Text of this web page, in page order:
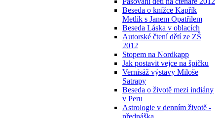
Beseda o knížce Kapřík
Metlík s Janem Opatřilem
Beseda Láska v oblacích
Autorské čtení dětí ze ZŠ
2012
Stopem na Nordkapp
Jak postavit vejce na špičku
Vernisáž výstavy Miloše
Satrapy
Beseda o životě mezi indiány
v Peru
Astrologie v denním životě -
přednáška